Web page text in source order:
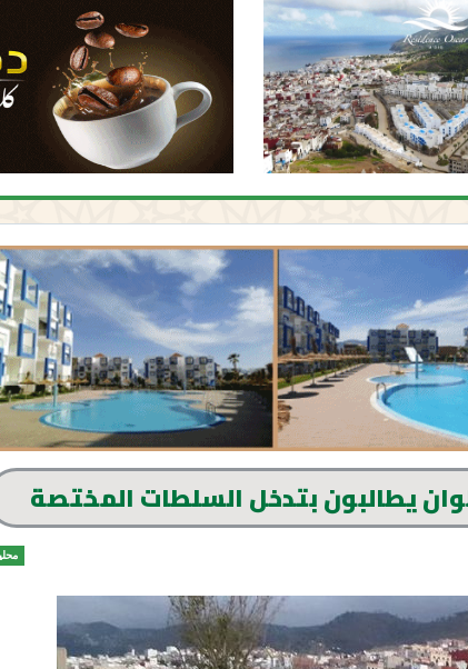
يطالبون بتدخل السلطات المختصة